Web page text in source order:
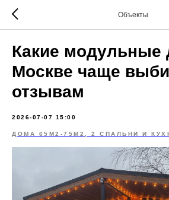
Объекты
Какие модульные
Москве чаще
отзывам
2026-07-07 15:00
ДОМА 65М2-75М2, 2 СПАЛЬНИ И